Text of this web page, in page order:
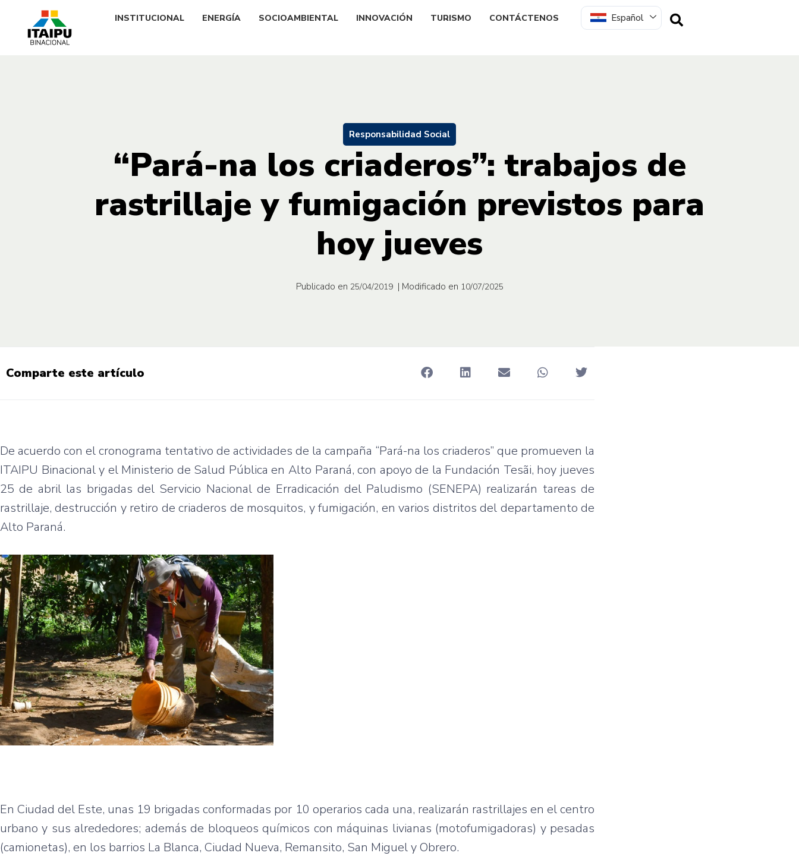
INSTITUCIONAL ENERGÍA SOCIOAMBIENTAL INNOVACIÓN TURISMO CONTÁCTENOS Español
Responsabilidad Social
“Pará-na los criaderos”: trabajos de
rastrillaje y fumigación previstos para
hoy jueves
Publicado en 25/04/2019 | Modificado en 10/07/2025
Comparte este artículo
De acuerdo con el cronograma tentativo de actividades de la campaña “Pará-na los criaderos” que promueven la
ITAIPU Binacional y el Ministerio de Salud Pública en Alto Paraná, con apoyo de la Fundación Tesãi, hoy jueves
25 de abril las brigadas del Servicio Nacional de Erradicación del Paludismo (SENEPA) realizarán tareas de
rastrillaje, destrucción y retiro de criaderos de mosquitos, y fumigación, en varios distritos del departamento de
Alto Paraná.
En Ciudad del Este, unas 19 brigadas conformadas por 10 operarios cada una, realizarán rastrillajes en el centro
urbano y sus alrededores; además de bloqueos químicos con máquinas livianas (motofumigadoras) y pesadas
(camionetas), en los barrios La Blanca, Ciudad Nueva, Remansito, San Miguel y Obrero.